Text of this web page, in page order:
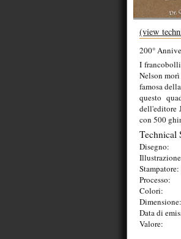
(view
200°
I
Nelson
famosa
questo
dell'editore
con 500
Technical
Disegno:
Stampatore:
Processo:
Colori:
Dimensione:
Data di
Valore: